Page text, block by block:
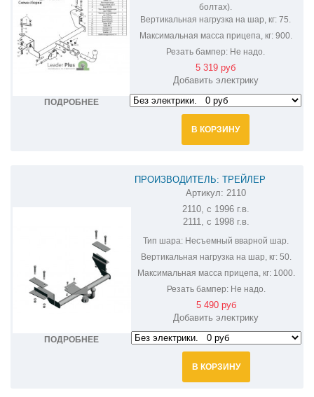
ПОДРОБНЕЕ
болтах).
Вертикальная нагрузка на шар, кг: 75.
Максимальная масса прицепа, кг:900.
Резать бампер: Не надо.
5 319 руб
Добавить электрику
В КОРЗИНУ
ПОДРОБНЕЕ
ПРОИЗВОДИТЕЛЬ: ТРЕЙЛЕР
ФАРКОП НА ВАЗ-2110 "ЛАДА 110"
ВАЗ-2111 "ЛАДА 111"
Артикул: 2110
2110, с 1996 г.в.
2111, с 1998 г.в.
Тип шара: Несъемный вварной шар.
Вертикальная нагрузка на шар, кг:50.
Максимальная масса прицепа, кг:1000.
Резать бампер:Не надо.
5 490 руб
Добавить электрику
В КОРЗИНУ